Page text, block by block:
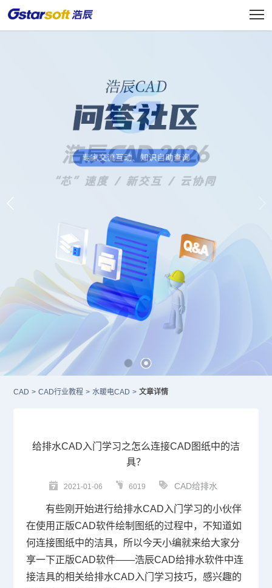
CAD > CAD行业教程 > 水暖电CAD > 文章详情
给排水CAD入门学习之怎么连接CAD图纸中的洁
具？
2021-01-06 6019 CAD给排水
有些刚开始进行给排水CAD入门 学习的小伙伴
在使用正版CAD软件绘制图纸的过程中，不知道如
何连接图纸中的洁具，所以今天小编就来给大家分
享一下正版CAD软件——浩辰CAD给排水软件中连
接洁具的相关给排水CAD入门学习技巧，感兴趣的